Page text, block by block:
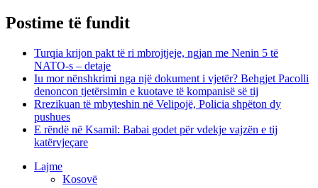
Postime të fundit
Turqia krijon pakt të ri mbrojtjeje, ngjan me Nenin 5 të
NATO-s – detaje
Iu mor nënshkrimi nga një dokument i vjetër? Behgjet Pacolli
denoncon tjetërsimin e kuotave të kompanisë së tij
Rrezikuan të mbyteshin në Velipojë, Policia shpëton dy
pushues
E rëndë në Ksamil: Babai godet për vdekje vajzën e tij
katërvjeçare
Lajme
Kosovë